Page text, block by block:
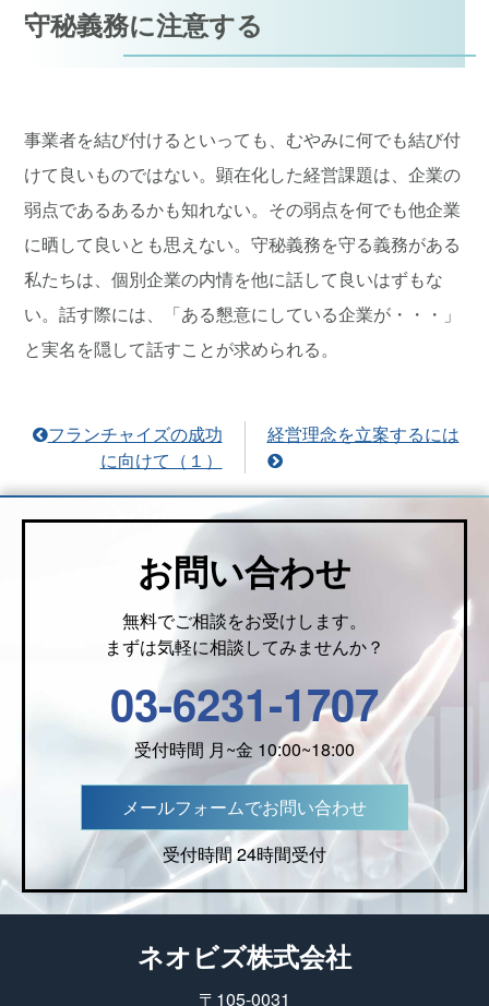
守秘義務に注意する
事業者を結び付けるといっても、むやみに何でも結び付
けて良いものではない。顕在化した経営課題は、企業の
弱点であるあるかも知れない。その弱点を何でも他企業
に晒して良いとも思えない。守秘義務を守る義務がある
私たちは、個別企業の内情を他に話して良いはずもな
い。話す際には、「ある懇意にしている企業が・・・」
と実名を隠して話すことが求められる。
フランチャイズの成功
に向けて（１）
経営理念を立案するには
お問い合わせ
無料でご相談をお受けします。
まずは気軽に相談してみませんか？
03-6231-1707
受付時間 月~金 10:00~18:00
メールフォームでお問い合わせ
受付時間 24時間受付
ネオビズ株式会社
〒105-0031